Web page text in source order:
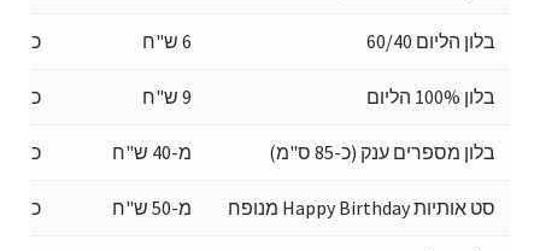
בלון הליום 60/40 6 ש"ח כ-5 שעות
בלון 100% הליום 9 ש"ח כ-8 שעות
בלון מספרים ענק (כ-85 ס"מ) מ-40 ש"ח כמה
סט אותיות Happy Birthday מנופח מ-50 ש"ח כמה